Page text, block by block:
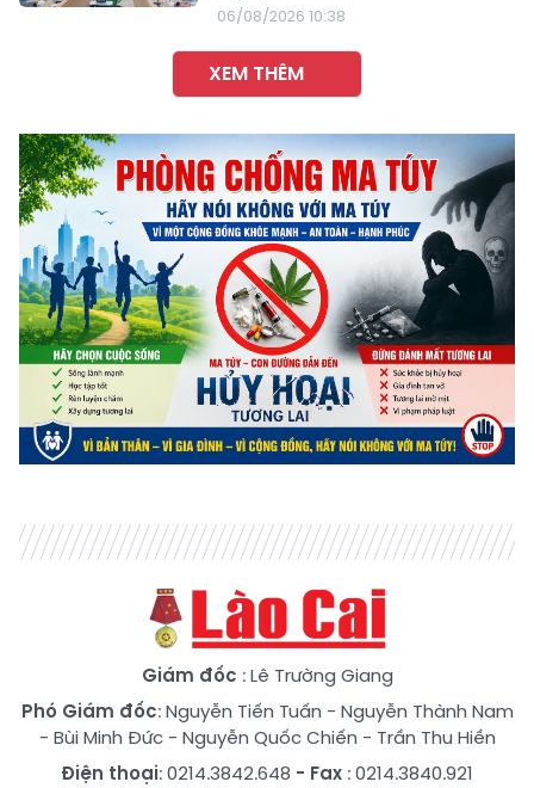
06/08/2026 10:38
XEM THÊM
Giám đốc : Lê Trường Giang
Phó Giám đốc:Nguyễn Tiến Tuấn - Nguyễn Thành Nam
- Bùi Minh Đức- Nguyễn Quốc Chiến - Trần Thu Hiền
Điện thoại: 0214.3842.648 - Fax : 0214.3840.921